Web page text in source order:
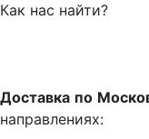
Как нас найти?
Доставка по
направлениях: